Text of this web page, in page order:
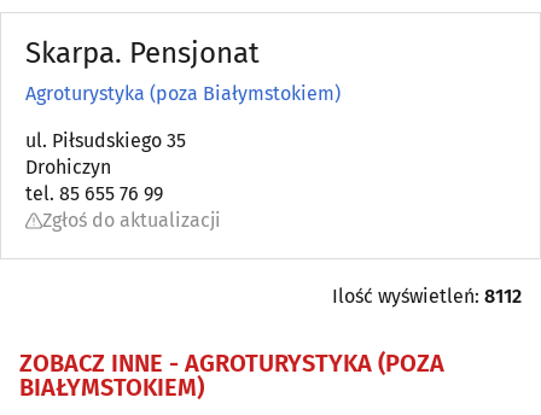
Agroturystyka (poza Białymstokiem)(152)
Biura podróży (42)
Hotele, noclegi(43)
Hotele, noclegi - poza Białymstokiem
Informacja turystyczna(2)
Skarpa. Pensjonat
Agroturystyka (poza Białymstokiem)
ul. Piłsudskiego 35
Drohiczyn
tel. 85 655 76 99
Zgłoś do aktualizacji
Ilość wyświetleń: 8112
ZOBACZ INNE - AGROTURYSTYKA (POZA
BIAŁYMSTOKIEM)